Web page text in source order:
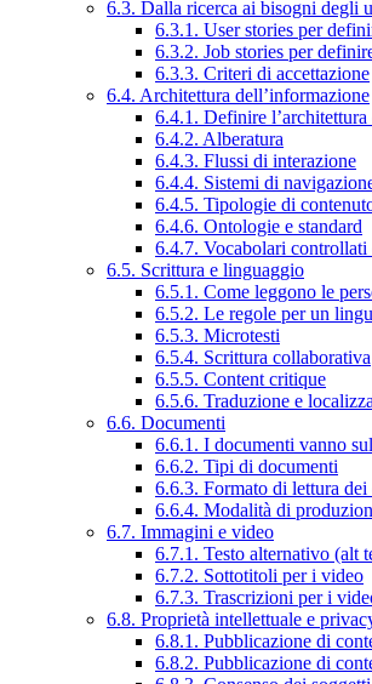
6.3. Dalla ricerca ai bisogni degli
6.3.1. User stories per
6.3.2. Job stories per
6.3.3. Criteri di accettazione
6.4. Architettura dell’informazione
6.4.1. Definire
6.4.2. Alberatura
6.4.3. Flussi di interazione
6.4.4. Sistemi di
6.4.5. Tipologie di
6.4.6. Ontologie e standard
6.4.7. Vocabolari controllati
6.5. Scrittura e linguaggio
6.5.1. Come leggono le
6.5.2. Le regole per un
6.5.3. Microtesti
6.5.4. Scrittura collaborativa
6.5.5. Content critique
6.5.6. Traduzione e
6.6. Documenti
6.6.1. I documenti vanno
6.6.2. Tipi di documenti
6.6.3. Formato di lettura
6.6.4. Modalità di
6.7. Immagini e video
6.7.1. Testo alternativo (alt
6.7.2. Sottotitoli per i video
6.7.3. Trascrizioni per i
6.8. Proprietà intellettuale e
6.8.1. Pubblicazione di
6.8.2. Pubblicazione di